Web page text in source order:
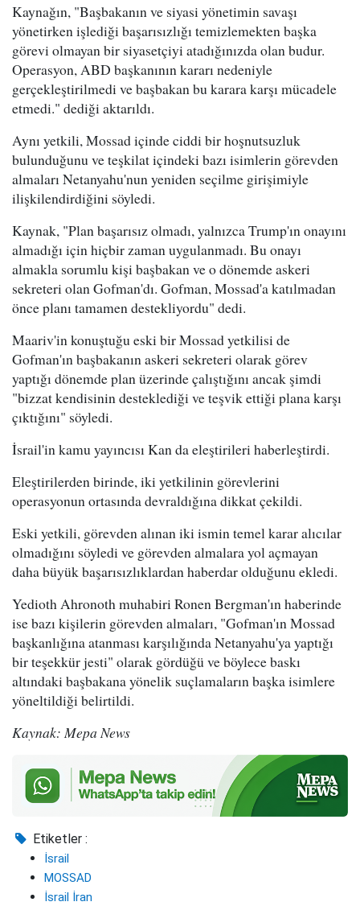
Kaynağın, "Başbakanın ve siyasi yönetimin savaşı
yönetirken işlediği başarısızlığı temizlemekten başka
görevi olmayan bir siyasetçiyi atadığınızda olan budur.
Operasyon, ABD başkanının kararı nedeniyle
gerçekleştirilmedi ve başbakan bu karara karşı mücadele
etmedi." dediği aktarıldı.
Aynı yetkili, Mossad içinde ciddi bir hoşnutsuzluk
bulunduğunu ve teşkilat içindeki bazı isimlerin görevden
almaları Netanyahu'nun yeniden seçilme girişimiyle
ilişkilendirdiğini söyledi.
Kaynak, "Plan başarısız olmadı, yalnızca Trump'ın onayını
almadığı için hiçbir zaman uygulanmadı. Bu onayı
almakla sorumlu kişi başbakan ve o dönemde askeri
sekreteri olan Gofman'dı. Gofman, Mossad'a katılmadan
önce planı tamamen destekliyordu" dedi.
Maariv'in konuştuğu eski bir Mossad yetkilisi de
Gofman'ın başbakanın askeri sekreteri olarak görev
yaptığı dönemde plan üzerinde çalıştığını ancak şimdi
"bizzat kendisinin desteklediği ve teşvik ettiği plana karşı
çıktığını" söyledi.
İsrail'in kamu yayıncısı Kan da eleştirileri haberleştirdi.
Eleştirilerden birinde, iki yetkilinin görevlerini
operasyonun ortasında devraldığına dikkat çekildi.
Eski yetkili, görevden alınan iki ismin temel karar alıcılar
olmadığını söyledi ve görevden almalara yol açmayan
daha büyük başarısızlıklardan haberdar olduğunu ekledi.
Yedioth Ahronoth muhabiri Ronen Bergman'ın haberinde
ise bazı kişilerin görevden almaları, "Gofman'ın Mossad
başkanlığına atanması karşılığında Netanyahu'ya yaptığı
bir teşekkür jesti" olarak gördüğü ve böylece baskı
altındaki başbakana yönelik suçlamaların başka isimlere
yöneltildiği belirtildi.
Kaynak: Mepa News
Etiketler :
İsrail
MOSSAD
İsrail İran